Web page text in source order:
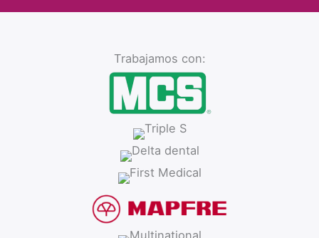
Trabajamos con: